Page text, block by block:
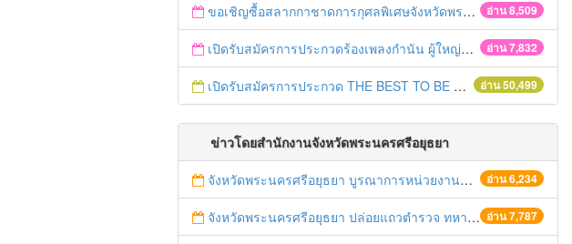
อ่าน 8,509
ขอเชิญซื้อสลากกาชาดการกุศลพิเศษจังหวัดพระนครศรีอยุธยา 2560
อ่าน 7,832
เปิดรับสมัครการประกวดร้องเพลงกำนัน ผู้ใหญ่บ้าน ฯลฯ
อ่าน 50,499
เปิดรับสมัครการประกวด THE BEST TO BE NUMBER ONE
ข่าวโดยสำนักงานจังหวัดพระนครศรีอยุธยา
อ่าน 6,234
จังหวัดพระนครศรีอยุธยา บูรณาการหน่วยงานที่เกี่ยวข้อง ลงพื้นที่จัดระเบียบและดำเนินมาตรการตามบทลงโทษสูงสุดกับผู้ประกอบการร้านค้าที่ยังฝ่าฝืนตั้งร้านค้ารุกล้ำเขตพื้นที่ทางหลวง เตรียมความปลอดภัยก่อนเทศกาลสงกรานต์
อ่าน 7,787
จังหวัดพระนครศรีอยุธยา ปล่อยแถวตำรวจ ทหาร ฝ่ายปกครอง กว่า 100 นาย ตรวจเข้มท่ารถสาธารณะ สถานีขนส่งรถโดยสาร วินรถตู้ และสถานีรถไฟ เตรียมรับมือเทศกาลสงกรานต์